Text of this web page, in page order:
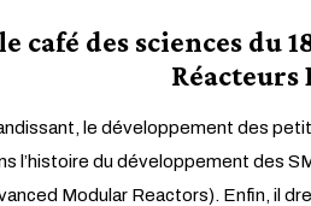
café des sciences du
Réacteurs
le développement des
l’histoire du développement des
Modular Reactors). Enfin, il